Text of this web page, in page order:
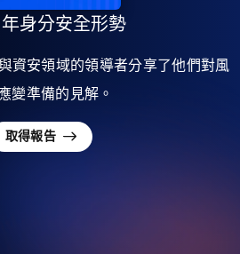
身分安全形勢
資安領域的領導者分享了他們對風
變準備的見解。
取得報告